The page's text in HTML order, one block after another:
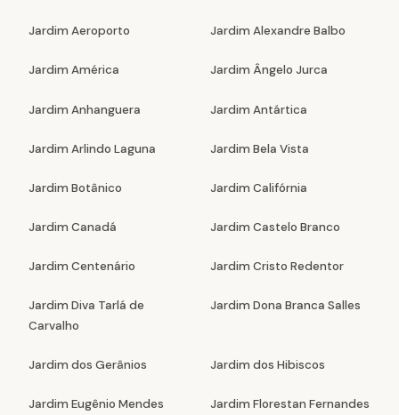
Jardim Aeroporto Jardim Alexandre Balbo
Jardim América Jardim Ângelo Jurca
Jardim Anhanguera Jardim Antártica
Jardim Arlindo Laguna Jardim Bela Vista
Jardim Botânico Jardim Califórnia
Jardim Canadá Jardim Castelo Branco
Jardim Centenário Jardim Cristo Redentor
Jardim Diva Tarlá de
Carvalho
Jardim Dona Branca Salles
Jardim dos Gerânios Jardim dos Hibiscos
Jardim Eugênio Mendes
Jardim Florestan Fernandes